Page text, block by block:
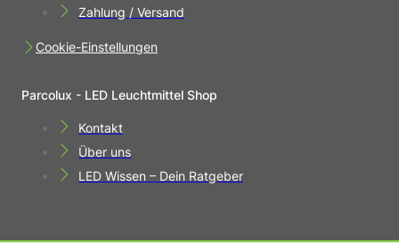
Zahlung / Versand
Cookie-Einstellungen
Parcolux - LED Leuchtmittel Shop
Kontakt
Über uns
LED Wissen – Dein Ratgeber